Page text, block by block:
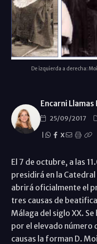
De izquierda a derecha:
Encarni Llamas
25/09/2017
X
El 7 de octubre, a las
presidirá en la Catedral
abrirá oficialmente el
tres causas de
Málaga del siglo XX.
por el elevado número
causas la forman D.